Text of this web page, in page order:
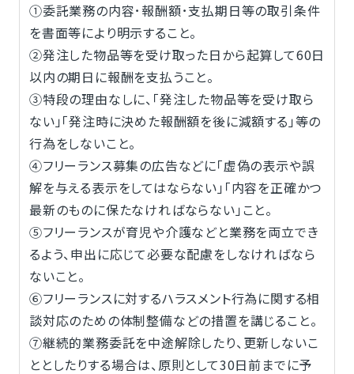
①委託業務の内容･報酬額･支払期日等の取引条件
を書面等により明示すること。
②発注した物品等を受け取った日から起算して60日
以内の期日に報酬を支払うこと。
③特段の理由なしに、「発注した物品等を受け取ら
ない」「発注時に決めた報酬額を後に減額する」等の
行為をしないこと。
④フリーランス募集の広告などに「虚偽の表示や誤
解を与える表示をしてはならない」「内容を正確かつ
最新のものに保たなければならない」こと。
⑤フリーランスが育児や介護などと業務を両立でき
るよう、申出に応じて必要な配慮をしなければなら
ないこと。
⑥フリーランスに対するハラスメント行為に関する相
談対応のための体制整備などの措置を講じること。
⑦継続的業務委託を中途解除したり、更新しないこ
ととしたりする場合は、原則として30日前までに予